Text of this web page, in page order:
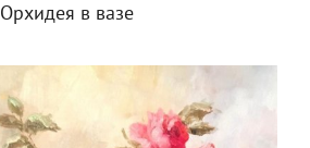
Орхидея в вазе